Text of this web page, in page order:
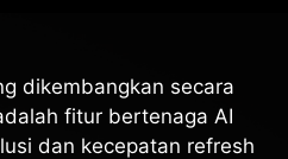
dikembangkan secara
fitur bertenaga AI
dan kecepatan refresh
belakang, hal itu akan
membidik.
colors, bringing
to your day.